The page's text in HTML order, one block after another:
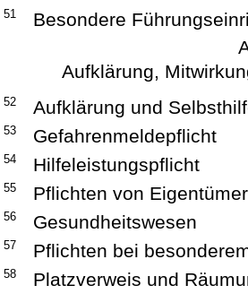
51
Besondere
Aufklärung,
52 Aufklärung und
53 Gefahrenmeldepflicht
54 Hilfeleistungspflicht
55 Pflichten von
56 Gesundheitswesen
57 Pflichten bei
58 Platzverweis und